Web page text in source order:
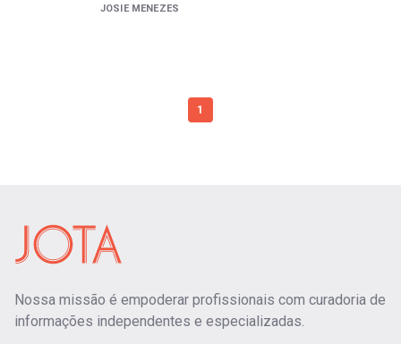
JOSIE MENEZES
1
Nossa missão é empoderar profissionais com curadoria de
informações independentes e especializadas.